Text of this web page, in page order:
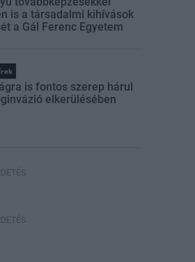
is a társadalmi kihívások
a Gál Ferenc Egyetem
is fontos szerep hárul
elkerülésében